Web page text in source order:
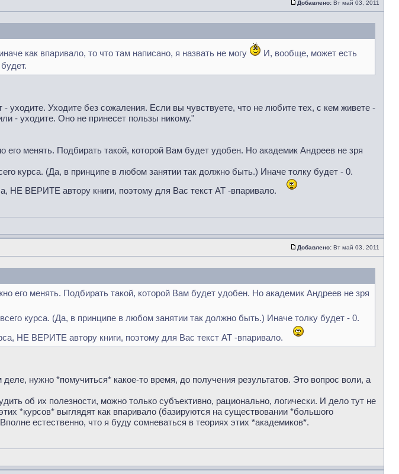
Добавлено: Вт май 03, 2011
как впаривало, то что там написано, я назвать не могу
И, вообще, может есть
уходите. Уходите без сожаления. Если вы чувствуете, что не любите тех, с кем живете -
- уходите. Оно не принесет пользы никому."
менять. Подбирать такой, которой Вам будет удобен. Но академик Андреев не зря
курса. (Да, в принципе в любом занятии так должно быть.) Иначе толку будет - 0.
ВЕРИТЕ автору книги, поэтому для Вас текст АТ -впаривало.
Добавлено: Вт май 03, 2011
его менять. Подбирать такой, которой Вам будет удобен. Но академик Андреев не зря
курса. (Да, в принципе в любом занятии так должно быть.) Иначе толку будет - 0.
НЕ ВЕРИТЕ автору книги, поэтому для Вас текст АТ -впаривало.
нужно *помучиться* какое-то время, до получения результатов. Это вопрос воли, а
об их полезности, можно только субъективно, рационально, логически. И дело тут не
*курсов* выглядят как впаривало (базируются на существовании *большого
естественно, что я буду сомневаться в теориях этих *академиков*.